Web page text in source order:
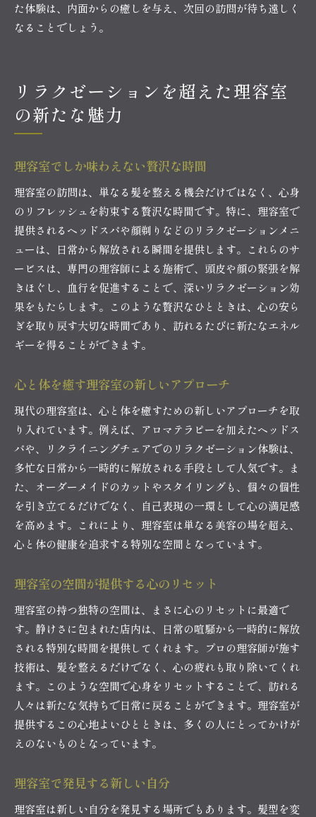
た体験は、内面からの癒しを与え、次回の訪問が待ち遠しく
なることでしょう。
リラクゼーションを超えた理容室
の新たな魅力
理容室でしか味わえない贅沢な時間
理容室の訪問は、単なる髪を整える機会だけではなく、心身
のリフレッシュを約束する贅沢な時間です。特に、理容室で
提供されるヘッドスパや顔剃りなどのリラクゼーションメニ
ューは、日常から解放される瞬間を提供します。これらのサ
ービスは、専門の理容師による施術で、頭皮や顔の緊張を解
きほぐし、血行を促進することで、深いリラクゼーション効
果をもたらします。このような贅沢なひとときは、心の安ら
ぎを取り戻す大切な時間であり、訪れるたびに新たなエネル
ギーを得ることができます。
心と体を癒す理容室の新しいアプローチ
現代の理容室は、心と体を癒すための新しいアプローチを取
り入れています。例えば、アロマテラピーを加えたヘッドス
パや、リクライニングチェアでのリラクゼーション体験は、
多忙な日常から一時的に解放される手段として人気です。ま
た、オーダーメイドのカットやスタイリングも、個々の個性
を引き立てるだけでなく、自己表現の一環として心の満足感
を高めます。これにより、理容室は単なる美容の場を超え、
心と体の健康を追求する特別な空間となっています。
理容室の空間が提供する心のリセット
理容室の持つ独特の空間は、まさに心のリセットに最適で
す。静けさに包まれた店内は、日常の喧騒から一時的に解放
される特別な時間を提供してくれます。プロの理容師が施す
技術は、髪を整えるだけでなく、心の疲れも取り除いてくれ
ます。このような空間で心身をリセットすることで、訪れる
人々は新たな気持ちで日常に戻ることができます。理容室が
提供するこの心地よいひとときは、多くの人にとってかけが
えのないものとなっています。
理容室で発見する新しい自分
理容室は新しい自分を発見する場所でもあります。髪型を変